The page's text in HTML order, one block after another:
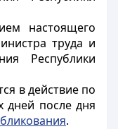
настоящего
труда и
Республики
в действие по
дней после дня
.